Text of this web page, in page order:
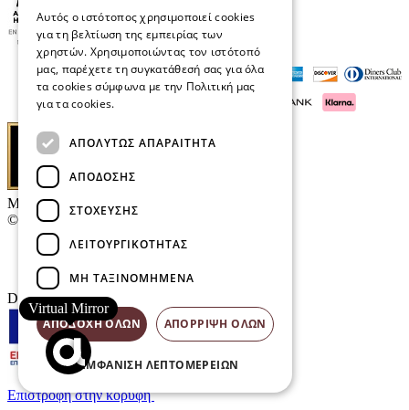
Μαρκάκης Οπτικά
© 2026
Επικοινωνία
E-Volution Awards
Designed & developed by
Επιστροφή στην κορυφή
Virtual Mirror
Αυτός ο ιστότοπος χρησιμοποιεί cookies
για τη βελτίωση της εμπειρίας των
χρηστών. Χρησιμοποιώντας τον ιστότοπό
μας, παρέχετε τη συγκατάθεσή σας για όλα
τα cookies σύμφωνα με την Πολιτική μας
για τα cookies.
ΑΠΟΛΎΤΩΣ ΑΠΑΡΑΊΤΗΤΑ
ΑΠΌΔΟΣΗΣ
ΣΤΌΧΕΥΣΗΣ
ΛΕΙΤΟΥΡΓΙΚΌΤΗΤΑΣ
ΜΗ ΤΑΞΙΝΟΜΗΜΈΝΑ
ΑΠΟΔΟΧΉ ΌΛΩΝ ΑΠΌΡΡΙΨΗ ΌΛΩΝ
ΕΜΦΆΝΙΣΗ ΛΕΠΤΟΜΕΡΕΙΏΝ